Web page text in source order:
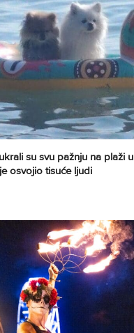
su svu pažnju na plaži u
osvojio tisuće ljudi